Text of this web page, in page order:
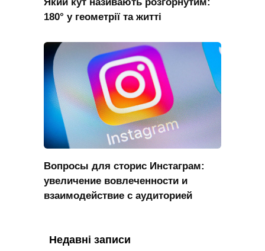
180° у геометрії та житті
Вопросы для сторис Инстаграм:
увеличение вовлеченности и
взаимодействие с аудиторией
Недавні записи